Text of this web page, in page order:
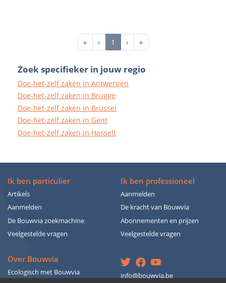
«First‹Previous
1 ›Next
»Last
Zoek specifieker in jouw regio
Doe-het-zelf zaken in Antwerpen
Doe-het-zelf zaken in Brugge
Doe-het-zelf zaken in Brussel
Doe-het-zelf zaken in Gent
Doe-het-zelf zaken in Hasselt
Ik ben particulier
Artikels
Aanmelden
De Bouwvia zoekmachine
Veelgestelde vragen
Ik ben professioneel
Aanmelden
De kracht van Bouwvia
Abonnementen en prijzen
Veelgestelde vragen
Over Bouwvia
Ecologisch met Bouwvia
info@bouwvia.be